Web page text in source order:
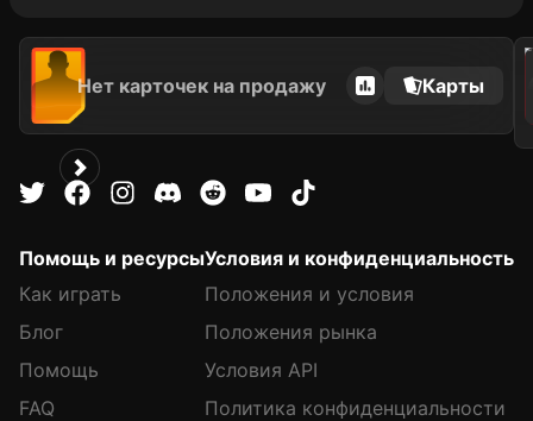
Нет карточек на продажу Карты
2021
Помощь и ресурсы
Как играть
Блог
Помощь
FAQ
Условия и конфиденциальность
Положения и условия
Положения рынка
Условия API
Политика конфиденциальности